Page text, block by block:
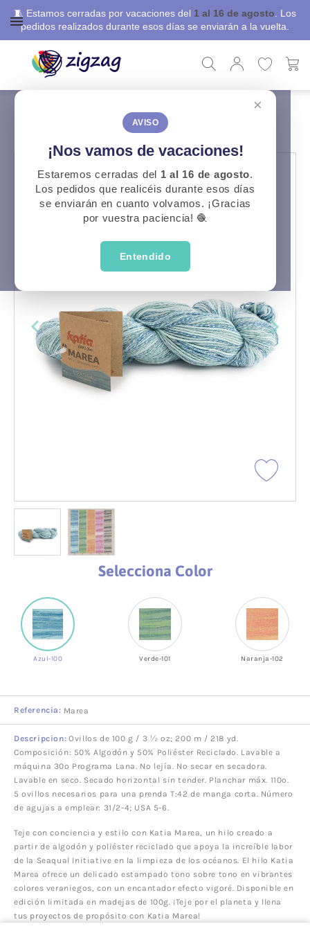
🧵 Estamos cerradas por vacaciones del 1 al 16 de agosto . Los
pedidos realizados durante esos días se enviarán a la vuelta.
×
AVISO
¡Nos vamos de vacaciones!
Estaremos cerradas del 1 al 16 de agosto.
Los pedidos que realicéis durante esos días
se enviarán en cuanto volvamos. ¡Gracias
por vuestra paciencia! 🧶
Entendido
MAREA
Selecciona Color
Azul-100 Verde-101 Naranja-102
Referencia: Marea
Descripcion: Ovillos de 100 g / 3 ½ oz; 200 m / 218 yd.
Composición: 50% Algodón y 50% Poliéster Reciclado. Lavable a
máquina 30º Programa Lana. No lejía. No secar en secadora.
Lavable en seco. Secado horizontal sin tender. Planchar máx. 110º.
5 ovillos necesarios para una prenda T:42 de manga corta. Número
de agujas a emplear: 31/2-4; USA 5-6.
Teje con conciencia y estilo con Katia Marea, un hilo creado a
partir de algodón y poliéster reciclado que apoya la increíble labor
de la Seaqual Initiative en la limpieza de los océanos. El hilo Katia
Marea ofrece un delicado estampado tono sobre tono en vibrantes
colores veraniegos, con un encantador efecto vigoré. Disponible en
edición limitada en madejas de 100g. ¡Teje por el planeta y llena
tus proyectos de propósito con Katia Marea!